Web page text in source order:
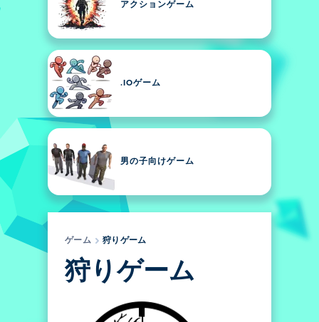
アクションゲーム
.IOゲーム
男の子向けゲーム
ゲーム 狩りゲーム
狩りゲーム